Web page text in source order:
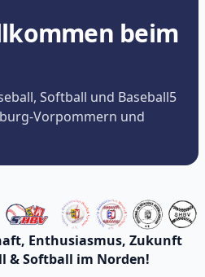
beim
Softball und Baseball5
Vorpommern und
Enthusiasmus, Zukunft
& Softball im Norden!